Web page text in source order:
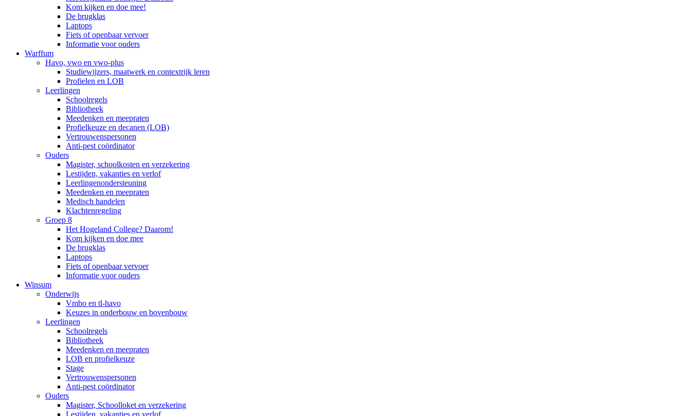
Kom kijken en doe mee!
De brugklas
Laptops
Fiets of openbaar vervoer
Informatie voor ouders
Warffum
Havo, vwo en vwo-plus
Studiewijzers, maatwerk en contextrijk leren
Profielen en LOB
Leerlingen
Schoolregels
Bibliotheek
Meedenken en meepraten
Profielkeuze en decanen (LOB)
Vertrouwenspersonen
Anti-pest coördinator
Ouders
Magister, schoolkosten en verzekering
Lestijden, vakanties en verlof
Leerlingenondersteuning
Meedenken en meepraten
Medisch handelen
Klachtenregeling
Groep 8
Het Hogeland College? Daarom!
Kom kijken en doe mee
De brugklas
Laptops
Fiets of openbaar vervoer
Informatie voor ouders
Winsum
Onderwijs
Vmbo en tl-havo
Keuzes in onderbouw en bovenbouw
Leerlingen
Schoolregels
Bibliotheek
Meedenken en meepraten
LOB en profielkeuze
Stage
Vertrouwenspersonen
Anti-pest coördinator
Ouders
Magister, Schoolloket en verzekering
Lestijden, vakanties en verlof